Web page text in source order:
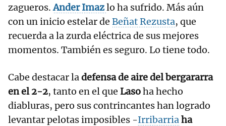
zagueros.Ander Imazlo ha sufrido. Más aún
con un inicio estelar de Beñat Rezusta, que
recuerda a la zurda eléctrica de sus mejores
momentos. También es seguro. Lo tiene todo.
Cabe destacar ladefensa de aire del bergararra
en el 2-2, tanto en el que Lasoha hecho
diabluras, pero sus contrincantes han logrado
levantar pelotas imposibles -Irribarriaha